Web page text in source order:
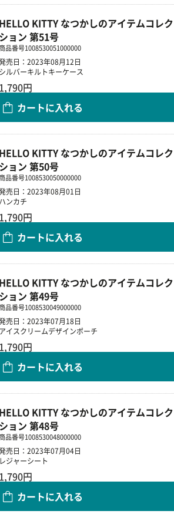
HELLO KITTY なつかしのアイテムコレク
ション 第51号
品番号1008530051000000
売日：2023年08月12日
シルバーキルトキーケース
1,790円
カートに入れる
HELLO KITTY なつかしのアイテムコレク
ション 第50号
品番号1008530050000000
売日：2023年08月01日
ハンカチ
1,790円
カートに入れる
HELLO KITTY なつかしのアイテムコレク
ション 第49号
品番号1008530049000000
売日：2023年07月18日
アイスクリームデザインポーチ
1,790円
カートに入れる
HELLO KITTY なつかしのアイテムコレク
ション 第48号
品番号1008530048000000
売日：2023年07月04日
レジャーシート
1,790円
カートに入れる